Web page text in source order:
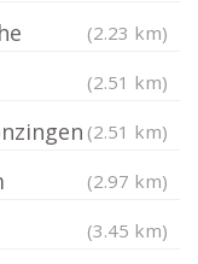
(2.23 km)
(2.51 km)
(2.51 km)
(2.97 km)
(3.45 km)